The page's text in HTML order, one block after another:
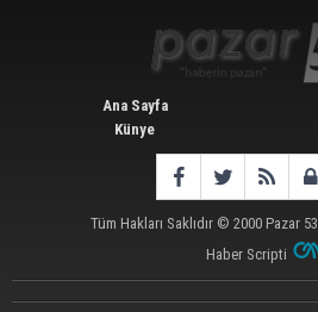
Ana Sayfa
Künye
Tüm Hakları Saklıdır © 2000 Pazar 53
Haber Scripti